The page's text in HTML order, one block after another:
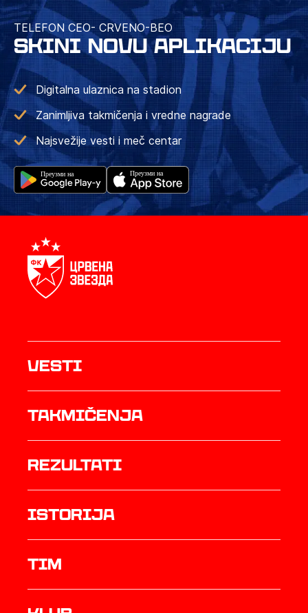
TELEFON CEO- CRVENO-BEO
SKINI NOVU APLIKACIJU
Digitalna ulaznica na stadion
Zanimljiva takmičenja i vredne nagrade
Najsvežije vesti i meč centar
Vesti
Takmičenja
rezultati
istorija
TIM